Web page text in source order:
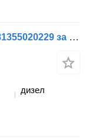
Полуоска MAN LIONS CITY (01.04-) 81355020229 за автобус MAN LIONS CITY (01.04-)
дизел